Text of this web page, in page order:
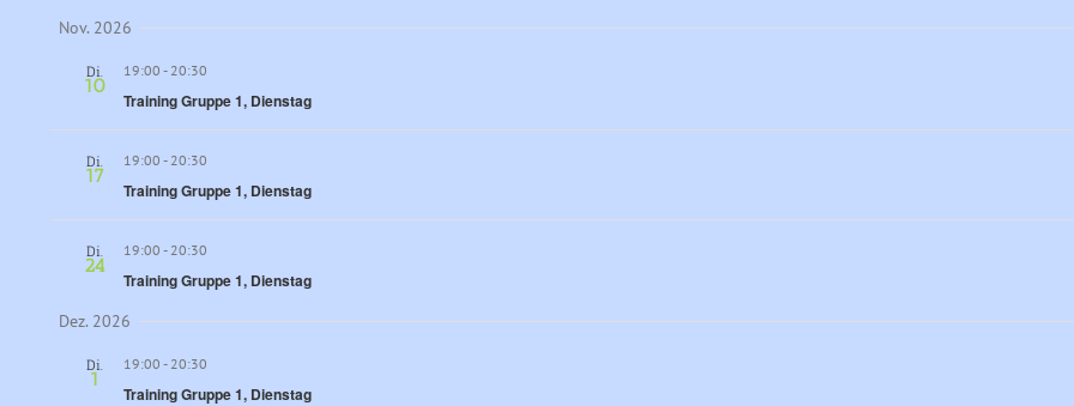
Nov. 2026
Di.
10
19:00 - 20:30
Training Gruppe 1, Dienstag
Di.
17
19:00 - 20:30
Training Gruppe 1, Dienstag
Di.
24
19:00 - 20:30
Training Gruppe 1, Dienstag
Dez. 2026
Di.
1
19:00 - 20:30
Training Gruppe 1, Dienstag